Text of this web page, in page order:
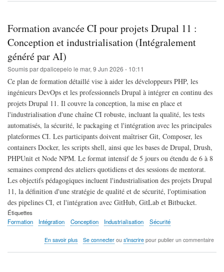
les
robots
:
enjeux
éthiques
(Intégralement
généré
par
IA)
Formation avancée CI pour projets Drupal 11 :
Conception et industrialisation (Intégralement
généré par AI)
Soumis pardpalicepeio le mar, 9 Jun 2026 - 10:11
Ce plan de formation détaillé vise à aider les développeurs PHP, les
ingénieurs DevOps et les professionnels Drupal à intégrer en continu des
projets Drupal 11. Il couvre la conception, la mise en place et
l'industrialisation d'une chaîne CI robuste, incluant la qualité, les tests
automatisés, la sécurité, le packaging et l'intégration avec les principales
plateformes CI. Les participants doivent maîtriser Git, Composer, les
containers Docker, les scripts shell, ainsi que les bases de Drupal, Drush,
PHPUnit et Node NPM. Le format intensif de 5 jours ou étendu de 6 à 8
semaines comprend des ateliers quotidiens et des sessions de mentorat.
Les objectifs pédagogiques incluent l'industrialisation des projets Drupal
11, la définition d'une stratégie de qualité et de sécurité, l'optimisation
des pipelines CI, et l'intégration avec GitHub, GitLab et Bitbucket.
Étiquettes
Formation
Intégration Conception Industrialisation Sécurité
En savoir plussurSe connecterou s'inscrirepour publier un commentaire